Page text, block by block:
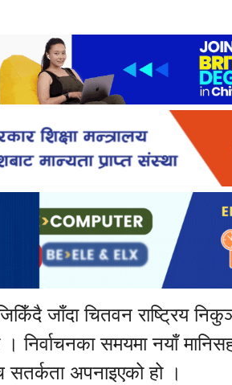
जाँदा चितवन राष्ट्रिय
निर्वाचनका समयमा नयाँ
अपनाइएको हो ।